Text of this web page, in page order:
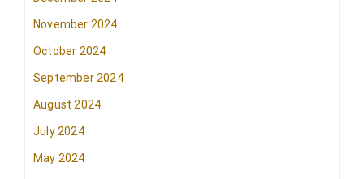
November 2024
October 2024
September 2024
August 2024
July 2024
May 2024